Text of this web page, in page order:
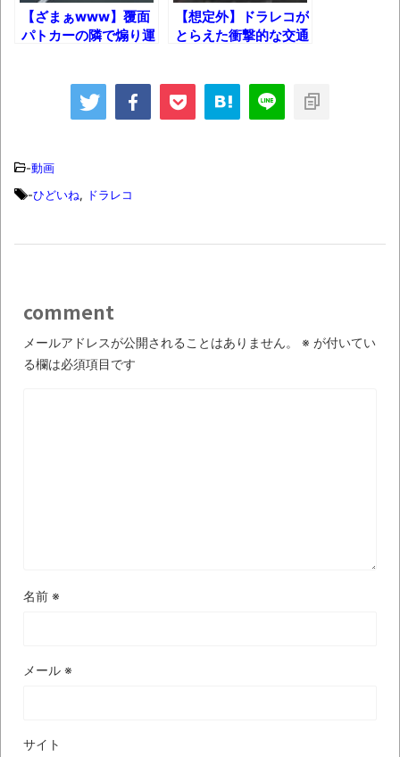
果･････････････････････････････
【動画】カニ、ちょっかい出してきた陰に
長野県のなめこのデカさが規格外だったｗ
グラビアに挑戦
感想
「ム、ムリです・・・」メガネ美人ナース
に入院中のオレのオナサポ懇願したら・・・
【ざまぁwww】覆面
パトカーの隣で煽り運
【想定外】ドラレコが
とらえた衝撃的な交通
-動画
-ひどいね, ドラレコ
comment
メールアドレスが公開されることはありません。 ※ が付いてい
る欄は必須項目です
名前 ※
メール ※
サイト